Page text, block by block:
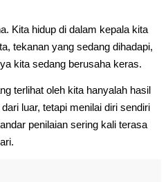
Kita hidup di dalam kepala kita
tekanan yang sedang dihadapi,
kita sedang berusaha keras.
terlihat oleh kita hanyalah hasil
luar, tetapi menilai diri sendiri
penilaian sering kali terasa